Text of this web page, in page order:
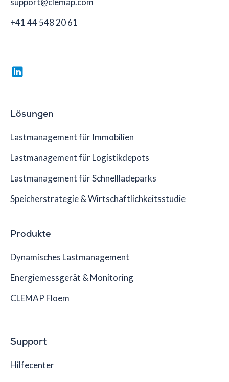
+41 44 548 20 61
Lösungen
Lastmanagement für Immobilien
Lastmanagement für Logistikdepots
Lastmanagement für Schnellladeparks
Speicherstrategie & Wirtschaftlichkeitsstudie
Produkte
Dynamisches Lastmanagement
Energiemessgerät & Monitoring
CLEMAP Floem
Support
Hilfecenter